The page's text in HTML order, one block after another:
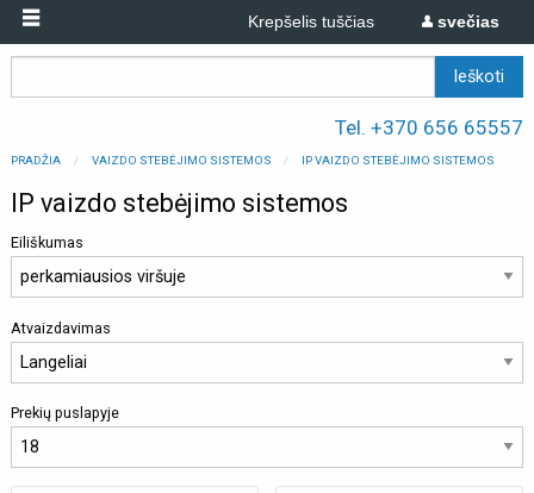
svečias
Krepšelis tuščias
Tel. +370 656 65557
PRADŽIA VAIZDO STEBĖJIMO SISTEMOS IP VAIZDO STEBĖJIMO SISTEMOS
IP vaizdo stebėjimo sistemos
Eiliškumas
Atvaizdavimas
Prekių puslapyje